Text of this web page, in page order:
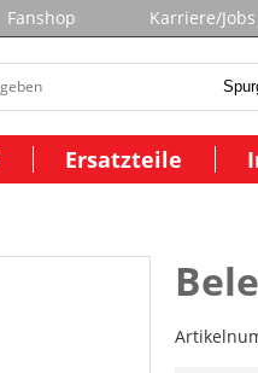
Fanshop Karriere/Jobs
Ersatzteile